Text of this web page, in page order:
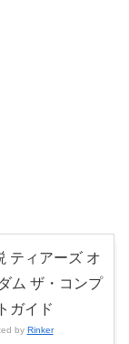
ティアーズ オ
ム ザ・コンプ
ガイド
by Rinker